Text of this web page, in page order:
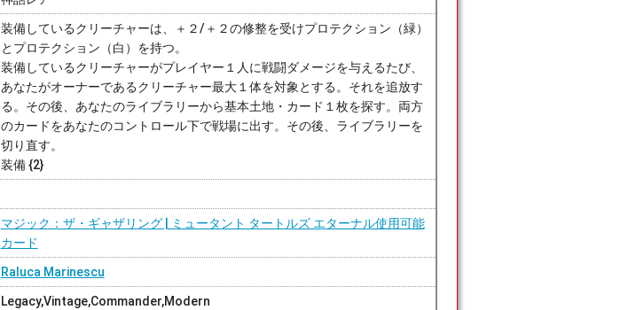
装備しているクリーチャーは、＋２/＋２の修整を受けプロテクション（緑）
とプロテクション（白）を持つ。
装備しているクリーチャーがプレイヤー１人に戦闘ダメージを与えるたび、
あなたがオーナーであるクリーチャー最大１体を対象とする。それを追放す
る。その後、あなたのライブラリーから基本土地・カード１枚を探す。両方
のカードをあなたのコントロール下で戦場に出す。その後、ライブラリーを
切り直す。
装備 {2}
マジック：ザ・ギャザリング | ミュータント タートルズ エターナル使用可能
カード
Raluca Marinescu
Legacy,Vintage,Commander,Modern